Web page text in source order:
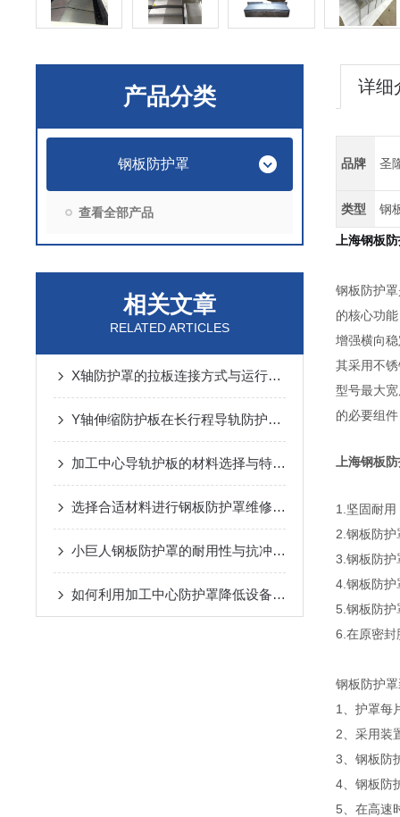
产品分类
钢板防护罩
查看全部产品
相关文章
RELATED ARTICLES
X轴防护罩的拉板连接方式与运行噪音控制
Y轴伸缩防护板在长行程导轨防护中的设计与应用
加工中心导轨护板的材料选择与特点说明
选择合适材料进行钢板防护罩维修与更换
小巨人钢板防护罩的耐用性与抗冲击性能分析
如何利用加工中心防护罩降低设备损耗？
详细
品牌 圣
类型 钢
上海钢板
钢板防护
的核心功
增强横向
其采用不
型号最大
的必要组
上海钢板
1.坚固耐
2.钢板防
3.钢板防护
4.钢板防护
5.钢板防护
6.在原密
钢板防护
1、护罩每
2、采用装
3、钢板防
4、钢板防
5、在高速